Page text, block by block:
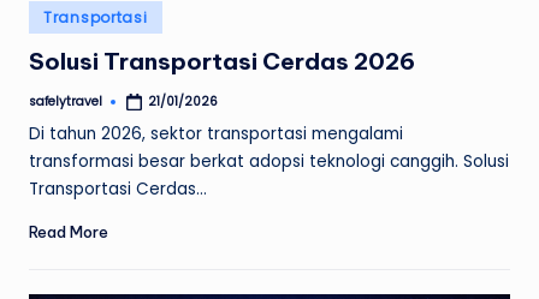
Posted
in
Transportasi
Solusi Transportasi Cerdas 2026
Posted
safelytravel 21/01/2026
Di tahun 2026, sektor transportasi mengalami
transformasi besar berkat adopsi teknologi canggih. Solusi
Transportasi Cerdas…
Read More